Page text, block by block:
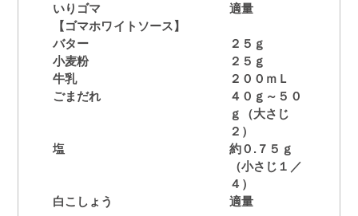
いりゴマ
適量
【ゴマホワイトソース】
バター
２５ｇ
小麦粉
２５ｇ
牛乳
２００ｍＬ
ごまだれ
４０ｇ～５０
ｇ（大さじ
２）
塩
約０.７５ｇ
（小さじ１／
４）
白こしょう
適量